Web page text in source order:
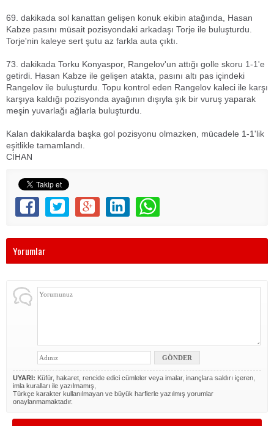
69. dakikada sol kanattan gelişen konuk ekibin atağında, Hasan
Kabze pasını müsait pozisyondaki arkadaşı Torje ile buluşturdu.
Torje'nin kaleye sert şutu az farkla auta çıktı.
73. dakikada Torku Konyaspor, Rangelov'un attığı golle skoru 1-1'e
getirdi. Hasan Kabze ile gelişen atakta, pasını altı pas içindeki
Rangelov ile buluşturdu. Topu kontrol eden Rangelov kaleci ile karşı
karşıya kaldığı pozisyonda ayağının dışıyla şık bir vuruş yaparak
meşin yuvarlağı ağlarla buluşturdu.
Kalan dakikalarda başka gol pozisyonu olmazken, mücadele 1-1'lik
eşitlikle tamamlandı.
CİHAN
Yorumlar
UYARI: Küfür, hakaret, rencide edici cümleler veya imalar, inançlara saldırı içeren,
imla kuralları ile yazılmamış,
Türkçe karakter kullanılmayan ve büyük harflerle yazılmış yorumlar
onaylanmamaktadır.